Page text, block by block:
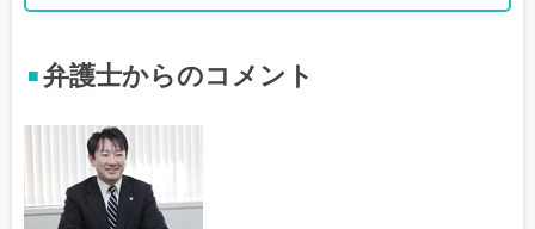
弁護士からのコメント